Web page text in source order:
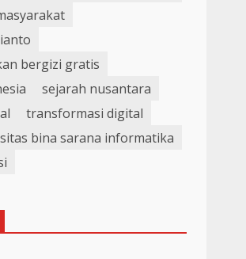
bergizi gratis
sejarah nusantara
transformasi digital
bina sarana informatika